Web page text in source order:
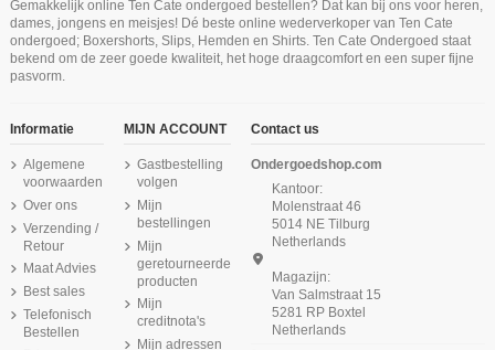
Cotton Stretch White
€ 14,95
Stretch White
€ 18,95
€ 29,99
Niet op voorraad
Ten Cate Heren Basics Shorty
Cotton Stretch 2Pack Zwart
Niet op voorraad
Ten Cate Meisjes Basics Racerback
Top Zwart
€ 24,99
Cotton Stretch Light Grey Melee
€ 14,95
€ 29,99
Gemakkelijk online Ten Cate ondergoed bestellen? Dat kan bij ons voor heren,
dames, jongens en meisjes! Dé beste online wederverkoper van Ten Cate
ondergoed; Boxershorts, Slips, Hemden en Shirts. Ten Cate Ondergoed staat
bekend om de zeer goede kwaliteit, het hoge draagcomfort en een super fijne
pasvorm.
Informatie
Algemene
voorwaarden
Over ons
Verzending /
Retour
Maat Advies
Best sales
Telefonisch
Bestellen
MIJN ACCOUNT
Gastbestelling
volgen
Mijn
bestellingen
Mijn
geretourneerde
producten
Mijn
creditnota's
Mijn adressen
Contact us
Ondergoedshop.com
Kantoor:
Molenstraat 46
5014 NE Tilburg
Netherlands
Magazijn:
Van Salmstraat 15
5281 RP Boxtel
Netherlands